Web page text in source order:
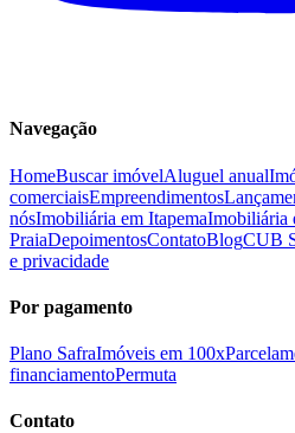
Navegação
HomeBuscar imóvelAluguel anual
comerciaisEmpreendimentos
nósImobiliária em ItapemaImobiliária
PraiaDepoimentosContatoBlogCUB
e privacidade
Por pagamento
Plano SafraImóveis em 100x
financiamentoPermuta
Contato